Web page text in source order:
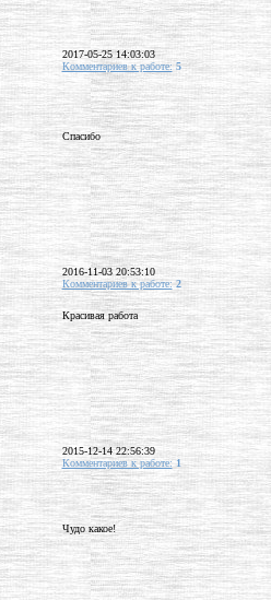
2017-05-25 14:03:03
Комментариев к работе: 5
Спасибо
2016-11-03 20:53:10
Комментариев к работе: 2
Красивая работа
2015-12-14 22:56:39
Комментариев к работе: 1
Чудо какое!